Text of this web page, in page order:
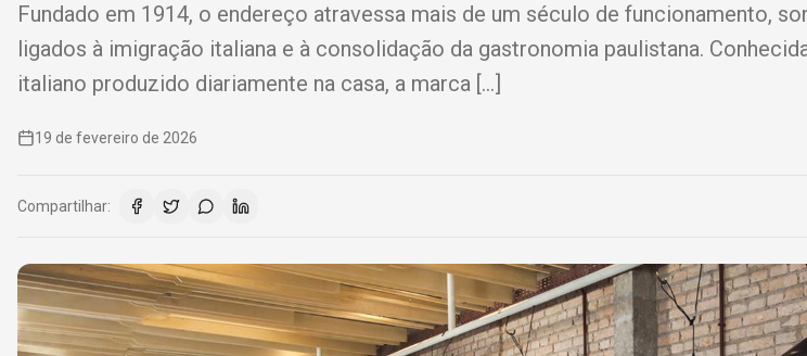
Fundado em 1914, o endereço atravessa mais de um século de funcionamento,
ligados à imigração italiana e à consolidação da gastronomia paulistana.
italiano produzido diariamente na casa, a marca […]
19 de fevereiro de 2026
Compartilhar: